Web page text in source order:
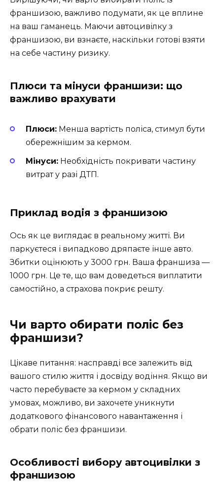
франшизою, важливо подумати, як це вплине
на ваш гаманець. Маючи автоцивілку з
франшизою, ви взнаєте, наскільки готові взяти
на себе частину ризику.
Плюси та мінуси франшизи: що
важливо врахувати
Плюси: Менша вартість поліса, стимул бути
обережнішим за кермом.
Мінуси: Необхідність покривати частину
витрат у разі ДТП.
Приклад водія з франшизою
Ось як це виглядає в реальному житті. Ви
паркуєтеся і випадково дряпаєте інше авто.
Збитки оцінюють у 3000 грн. Ваша франшиза —
1000 грн. Це те, що вам доведеться виплатити
самостійно, а страхова покриє решту.
Чи варто обирати поліс без
франшизи?
Цікаве питання: насправді все залежить від
вашого стилю життя і досвіду водіння. Якщо ви
часто перебуваєте за кермом у складних
умовах, можливо, ви захочете уникнути
додаткового фінансового навантаження і
обрати поліс без франшизи.
Особливості вибору автоцивілки з
франшизою